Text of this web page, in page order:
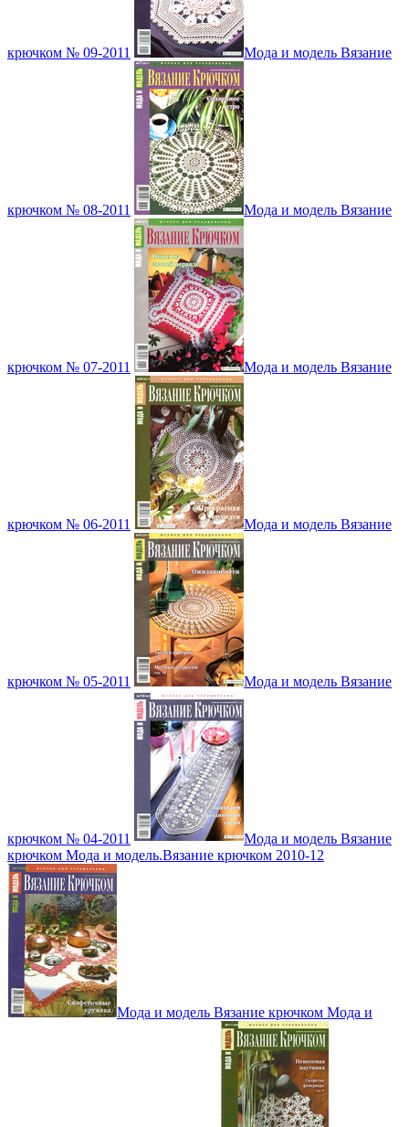
крючком № 09-2011 Мода и модель Вязание
крючком № 08-2011 Мода и модель Вязание
крючком № 07-2011 Мода и модель Вязание
крючком № 06-2011 Мода и модель Вязание
крючком № 05-2011 Мода и модель Вязание
крючком № 04-2011
Мода и модель Вязание
крючком Мода и модель.Вязание крючком 2010-12
Мода и модель Вязание крючком Мода и